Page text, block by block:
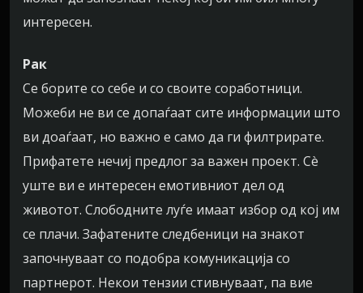
интересен.
Рак
Се борите со себе и со своите соработници.
Можеби не ви се допаѓаат сите информации што
ви доаѓаат, но важно е само да ги филтрирате.
Прифатете нечиј предлог за важен проект. Сè
уште ви е интересен емотивниот дел од
животот. Слободните луѓе имаат избор од кој им
се плачи. Зафатените следбеници на знакот
започнуваат со подобра комуникација со
партнерот. Некои тензии стивнуваат, па вие